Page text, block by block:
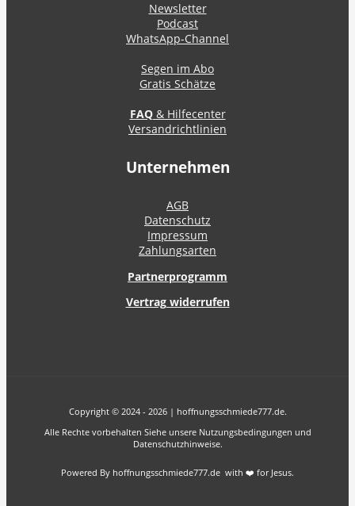
Newsletter
Podcast
WhatsApp-Channel
Segen im Abo
Gratis Schätze
FAQ& Hilfecenter
Versandrichtlinien
Unternehmen
AGB
Datenschutz
Impressum
Zahlungsarten
Partnerprogramm
Vertrag widerrufen
Copyright © 2024 - 2026 | hoffnungsschmiede777.de.
Alle Rechte vorbehalten Siehe unsere Nutzungsbedingungen und
Datenschutzhinweise.
Powered By hoffnungsschmiede777.de with ❤️ for Jesus.